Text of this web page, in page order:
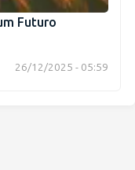
Futuro
26/12/2025 - 05:59